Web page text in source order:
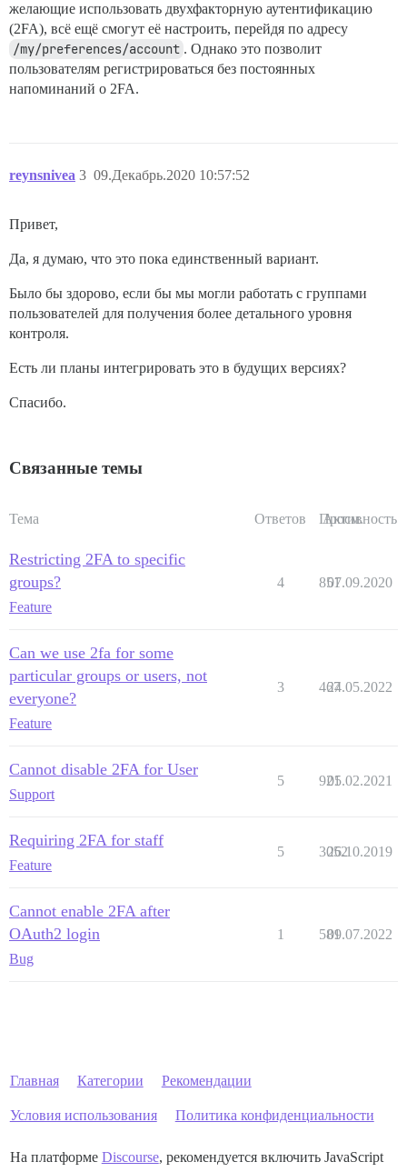
желающие использовать двухфакторную аутентификацию
(2FA), всё ещё смогут её настроить, перейдя по адресу
/my/preferences/account . Однако это позволит
пользователям регистрироваться без постоянных
напоминаний о 2FA.
reynsnivea 09.Декабрь.2020 10:57:52
3
Привет,
Да, я думаю, что это пока единственный вариант.
Было бы здорово, если бы мы могли работать с группами
пользователей для получения более детального уровня
контроля.
Есть ли планы интегрировать это в будущих версиях?
Спасибо.
Связанные темы
Тема Ответов Просм.
Активность
Restricting 2FA to specific
groups?
Feature
4 851
07.09.2020
Can we use 2fa for some
particular groups or users, not
everyone?
Feature
3 467
24.05.2022
Cannot disable 2FA for User
Support
5 921
05.02.2021
Requiring 2FA for staff
Feature
5 3052
26.10.2019
Cannot enable 2FA after
OAuth2 login
Bug
1 581
09.07.2022
Главная Категории Рекомендации
Условия использования Политика конфиденциальности
На платформе Discourse, рекомендуется включить JavaScript